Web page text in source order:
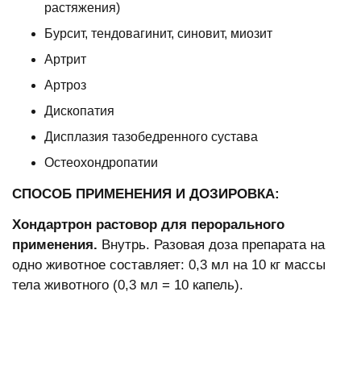
растяжения)
Бурсит, тендовагинит, синовит, миозит
Артрит
Артроз
Дископатия
Дисплазия тазобедренного сустава
Остеохондропатии
СПОСОБ ПРИМЕНЕНИЯ И ДОЗИРОВКА:
Хондартрон растовор для перорального
применения. Внутрь. Разовая доза препарата на
одно животное составляет: 0,3 мл на 10 кг массы
тела животного (0,3 мл = 10 капель).